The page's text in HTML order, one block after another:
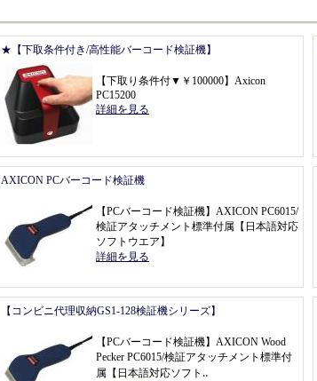
★【下取条件付き/高性能バーコード検証機】
【下取り条件付▼￥ 100000】 Axicon
PC15200
詳細を見る
AXICON PCバーコード検証機
【PCバーコード検証機】 AXICON PC6015/
検証アタッチメント標準付属 【 日本語対応
ソフトウエア 】
詳細を見る
【コンビニ代理収納GS1-128検証機シリーズ】
【PCバーコード検証機】 AXICON Wood
Pecker PC6015/検証アタッチメント標準付
属 【 日本語対応ソフト ‥